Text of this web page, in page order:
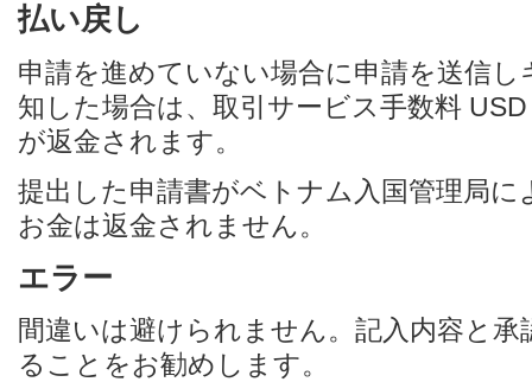
払い戻し
申請を進めていない場合に申請を送信
知した場合は、取引サービス手数料
が返金されます。
提出した申請書がベトナム入国管理局
お金は返金されません。
エラー
間違いは避けられません。記入内容と
ることをお勧めします。